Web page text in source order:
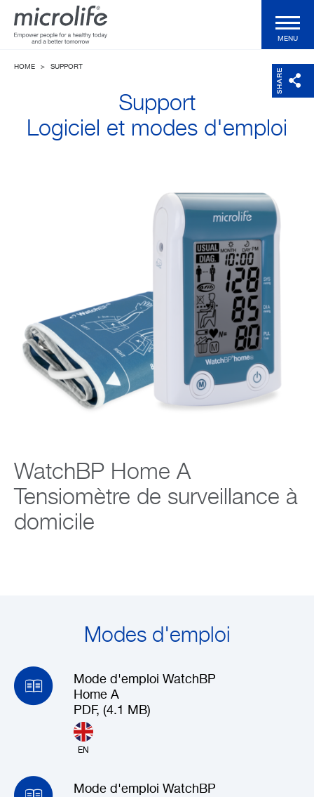
Produits professionnels
Entreprise
MENU
SHARE
HOME > SUPPORT
Support
Logiciel et modes d'emploi
WatchBP Home A
Tensiomètre de surveillance à
domicile
Modes d'emploi
Mode d'emploi WatchBP
Home A
PDF, (4.1 MB)
EN
Mode d'emploi WatchBP